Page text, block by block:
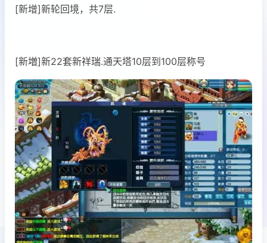
[新增]新轮回境，共7层.
[新増]新22套新祥瑞.通天塔10层到100层称号